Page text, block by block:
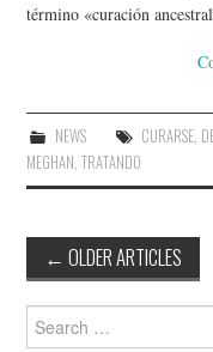
término «curación
NEWS CURARSE,
MEGHAN,TRATANDO
Post
navigation
← OLDER ARTICLES
Search
for: